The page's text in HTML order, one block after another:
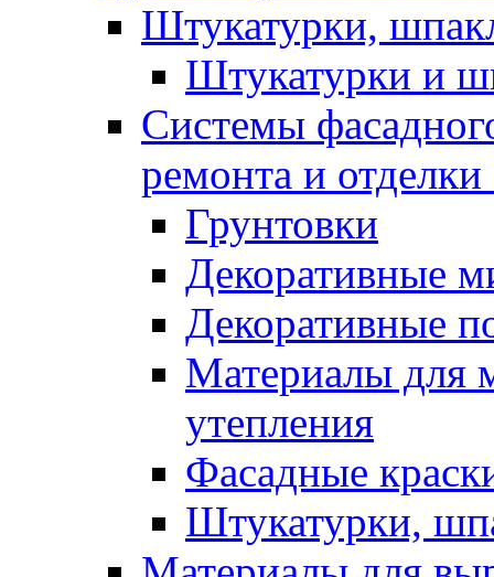
Штукатурки,
Штукатурки и
Системы
ремонта и отделки
Грунтовки
Декоративные
Декоративные
Материалы для
утепления
Фасадные
Штукатурки,